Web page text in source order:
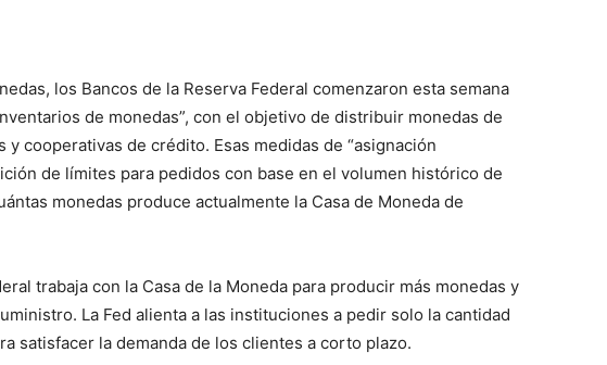
los Bancos de la Reserva Federal comenzaron esta semana
de monedas”, con el objetivo de distribuir monedas de
cooperativas de crédito. Esas medidas de “asignación
de límites para pedidos con base ​​en el volumen histórico de
monedas produce actualmente la Casa de Moneda de
trabaja con la Casa de la Moneda para producir más monedas y
La Fed alienta a las instituciones a pedir solo la cantidad
satisfacer la demanda de los clientes a corto plazo.